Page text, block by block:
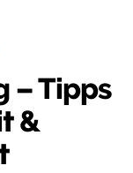
– Tipps
&